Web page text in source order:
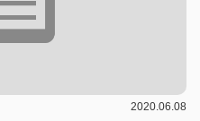
2020.06.08